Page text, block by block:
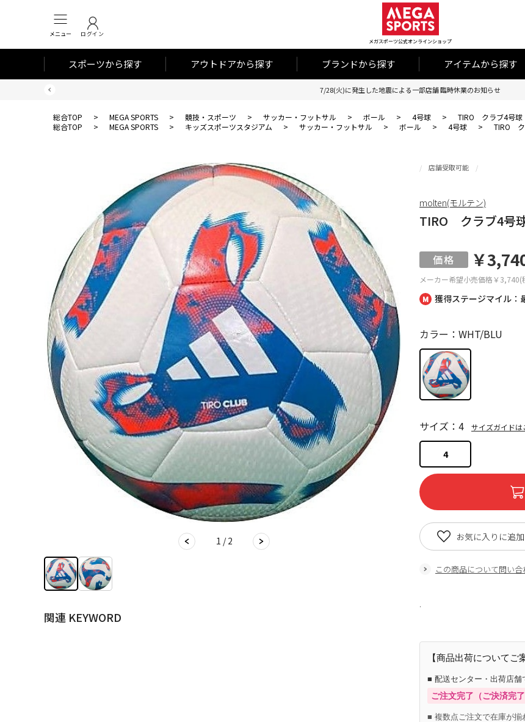
メニュー ログイン
メガスポーツ公式オンラインショップ
スポーツから探す アウトドアから探す ブランドから探す アイテムから探す
7/28(火)に発生した地震による一部店舗 臨時休業のお知らせ
総合TOP > MEGA SPORTS > 競技・スポーツ > サッカー・フットサル > ボール > 4号球 >
TIRO クラブ4号
総合TOP
> MEGA SPORTS > キッズスポーツスタジアム > サッカー・フットサル > ボール > 4号球 > TIRO
1 / 2
関連 KEYWORD
獲得ステージマイル：
店舗受取可能
TIRO クラブ4号
メーカー希望小売価格￥3,740(
￥
カラー：WHT/BLU
4
サイズ：4 サイズガイドは
この商品について問い合
お気に入りに追
molten(モルテン)
.
【商品出荷についてご
■ 配送センター・出荷店舗
ご注文完了（ご決済完
■ 複数点ご注文で在庫が揃